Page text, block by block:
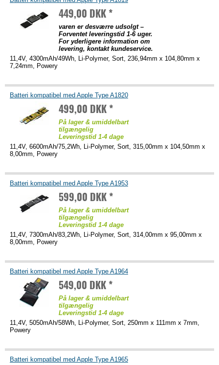
449,00 DKK *
varen er desværre udsolgt –
Forventet leveringstid 1-6 uger.
For yderligere information om
levering, kontakt kundeservice.
11,4V, 4300mAh/49Wh, Li-Polymer, Sort, 236,94mm x 104,80mm x
7,24mm, Powery
Batteri kompatibel med Apple Type A1820
499,00 DKK *
På lager & umiddelbart
tilgængelig
Leveringstid 1-4 dage
11,4V, 6600mAh/75,2Wh, Li-Polymer, Sort, 315,00mm x 104,50mm x
8,00mm, Powery
Batteri kompatibel med Apple Type A1953
599,00 DKK *
På lager & umiddelbart
tilgængelig
Leveringstid 1-4 dage
11,4V, 7300mAh/83,2Wh, Li-Polymer, Sort, 314,00mm x 95,00mm x
8,00mm, Powery
Batteri kompatibel med Apple Type A1964
549,00 DKK *
På lager & umiddelbart
tilgængelig
Leveringstid 1-4 dage
11,4V, 5050mAh/58Wh, Li-Polymer, Sort, 250mm x 111mm x 7mm,
Powery
Batteri kompatibel med Apple Type A1965